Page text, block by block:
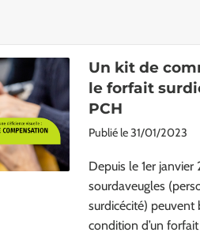
Un kit de
le forfait
PCH
Publié le31/01/2023
Depuis le 1er
sourdaveugles
surdicécité) peuvent
condition d’un